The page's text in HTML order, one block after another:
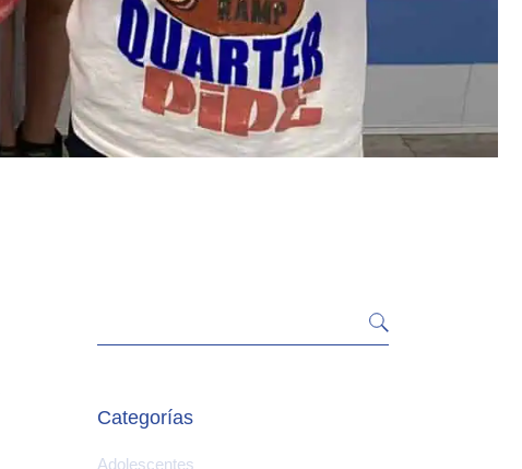
Categorías
Adolescentes